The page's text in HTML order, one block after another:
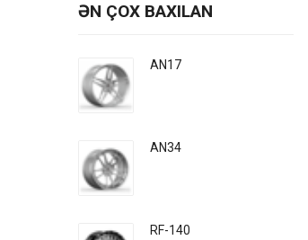
ƏN ÇOX BAXILAN
AN17
AN34
RF-140